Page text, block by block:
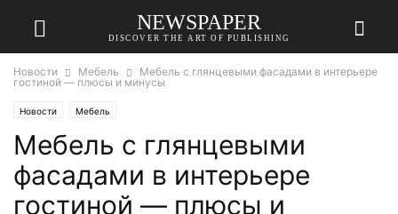
NEWSPAPER
DISCOVER THE ART OF PUBLISHING
Новости Мебель
Мебель с глянцевыми фасадами в интерьере
гостиной — плюсы и минусы
Новости Мебель
Мебель с глянцевыми
фасадами в интерьере
гостиной — плюсы и